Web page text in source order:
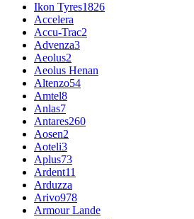
Ikon Tyres1826
Accelera
Accu-Trac2
Advenza3
Aeolus2
Aeolus Henan
Altenzo54
Amtel8
Anlas7
Antares260
Aosen2
Aoteli3
Aplus73
Ardent11
Arduzza
Arivo978
Armour Lande